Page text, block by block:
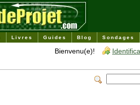
Livres Guides Blog Sondages
Bienvenu(e)!